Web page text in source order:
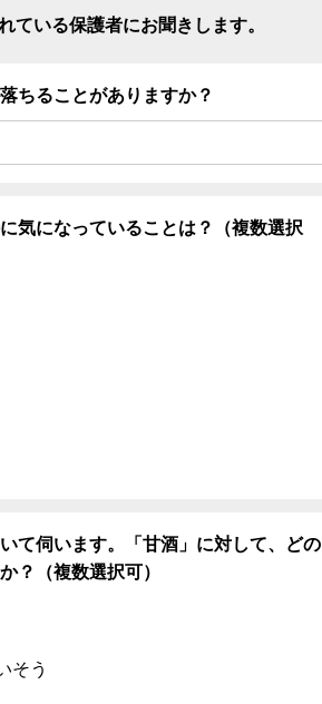
ている保護者にお聞きします。
ちることがありますか？
気になっていることは？（複数選択
て伺います。「甘酒」に対して、どの
？（複数選択可）
そう